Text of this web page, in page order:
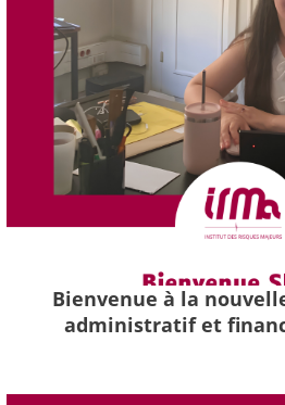
Bienvenue à la
administratif et